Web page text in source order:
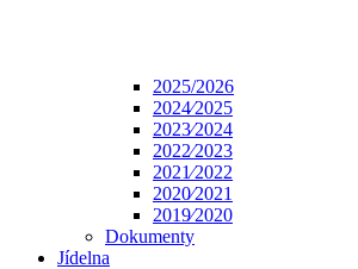
2025/2026
2024⁄2025
2023⁄2024
2022⁄2023
2021⁄2022
2020⁄2021
2019⁄2020
Dokumenty
Jídelna